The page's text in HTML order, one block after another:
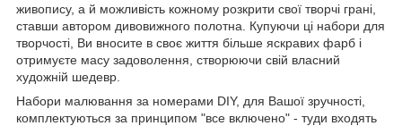
живопису, а й можливість кожному розкрити свої творчі грані,
ставши автором дивовижного полотна. Купуючи ці набори для
творчості, Ви вносите в своє життя більше яскравих фарб і
отримуєте масу задоволення, створюючи свій власний
художній шедевр.
Набори малювання за номерами DIY, для Вашої зручності,
комплектуються за принципом "все включено" - туди входять